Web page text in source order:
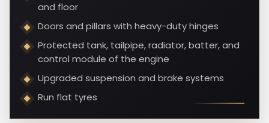
and floor
Doors and pillars with heavy-duty hinges
Protected tank, tailpipe, radiator, batter, and
control module of the engine
Upgraded suspension and brake systems
Run flat tyres